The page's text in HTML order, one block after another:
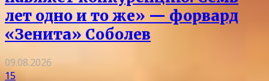
лет одно и то же» — форвард
«Зенита» Соболев
09.08.2026
15